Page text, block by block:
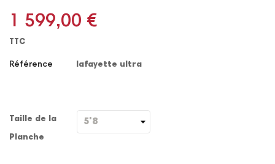
1 599,00 €
TTC
Référence lafayette ultra
Taille de la
Planche